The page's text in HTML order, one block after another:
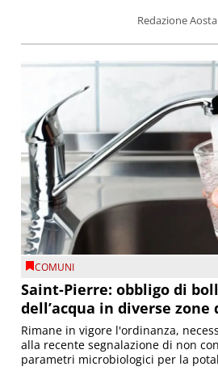
Redazione
COMUNI
Saint-Pierre: obbligo di
dell’acqua in diverse zone
Rimane in vigore l'ordinanza,
alla recente segnalazione di non
parametri microbiologici per la